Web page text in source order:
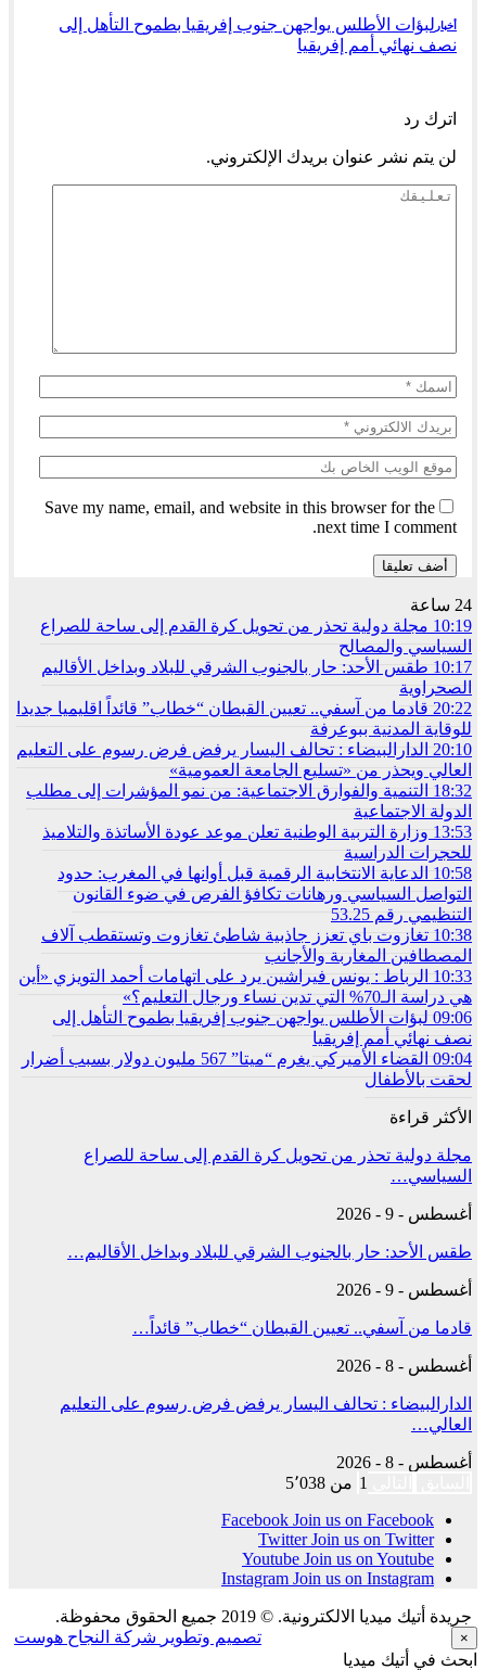
أخبار لبؤات الأطلس يواجهن جنوب إفريقيا بطموح التأهل إلى
نصف نهائي أمم إفريقيا
اترك رد
لن يتم نشر عنوان بريدك الإلكتروني.
Save my name, email, and website in this browser for the
next time I comment.
24 ساعة
10:19 مجلة دولية تحذر من تحويل كرة القدم إلى ساحة للصراع
السياسي والمصالح
10:17 طقس الأحد: حار بالجنوب الشرقي للبلاد وبداخل الأقاليم
الصحراوية
20:22 قادما من آسفي.. تعيين القبطان “خطاب” قائداً اقليميا جديدا
للوقاية المدنية ببوعرفة
20:10 الدارالبيضاء : تحالف اليسار يرفض فرض رسوم على التعليم
العالي ويحذر من «تسليع الجامعة العمومية»
18:32 التنمية والفوارق الاجتماعية: من نمو المؤشرات إلى مطلب
الدولة الاجتماعية
13:53 وزارة التربية الوطنية تعلن موعد عودة الأساتذة والتلاميذ
للحجرات الدراسية
10:58 الدعاية الانتخابية الرقمية قبل أوانها في المغرب: حدود
التواصل السياسي ورهانات تكافؤ الفرص في ضوء القانون
التنظيمي رقم 53.25
10:38 تغازوت باي تعزز جاذبية شاطئ تغازوت وتستقطب آلاف
المصطافين المغاربة والأجانب
10:33 الرباط : يونس فيراشين يرد على اتهامات أحمد التويزي «أين
هي دراسة الـ70% التي تدين نساء ورجال التعليم؟»
09:06 لبؤات الأطلس يواجهن جنوب إفريقيا بطموح التأهل إلى
نصف نهائي أمم إفريقيا
09:04
القضاء الأميركي يغرم “ميتا” 567 مليون دولار بسبب أضرار
لحقت بالأطفال
الأكثر قراءة
مجلة دولية تحذر من تحويل كرة القدم إلى ساحة للصراع
السياسي…
أغسطس - 9 - 2026
طقس الأحد: حار بالجنوب الشرقي للبلاد وبداخل الأقاليم…
أغسطس - 9 - 2026
قادما من آسفي.. تعيين القبطان “خطاب” قائداً…
أغسطس - 8 - 2026
الدارالبيضاء : تحالف اليسار يرفض فرض رسوم على التعليم
العالي…
أغسطس - 8 - 2026
1 من 5٬038
Facebook Join us on Facebook
Twitter Join us on Twitter
Youtube Join us on Youtube
Instagram Join us on Instagram
جريدة أتيك ميديا الالكترونية. © 2019 جميع الحقوق محفوظة.
تصميم وتطوير شركة النجاح هوست ×
ابحث في أتيك ميديا